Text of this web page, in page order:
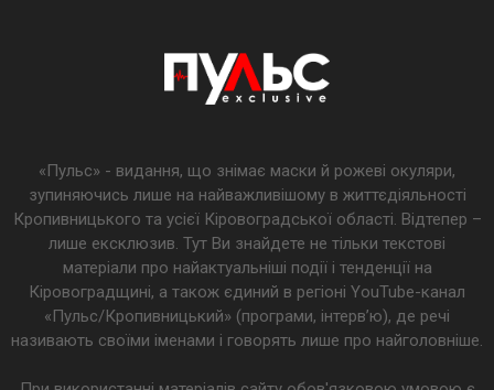
«Пульс» - видання, що знімає маски й рожеві окуляри,
зупиняючись лише на найважливішому в життєдіяльності
Кропивницького та усієї Кіровоградської області. Відтепер –
лише ексклюзив. Тут Ви знайдете не тільки текстові
матеріали про найактуальніші події і тенденції на
Кіровоградщині, а також єдиний в регіоні YouTube-канал
«Пульс/Кропивницький» (програми, інтерв’ю), де речі
називають своїми іменами і говорять лише про найголовніше.